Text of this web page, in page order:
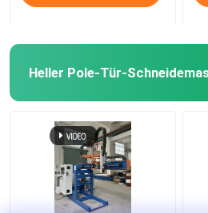
Heller Pole-Tür-